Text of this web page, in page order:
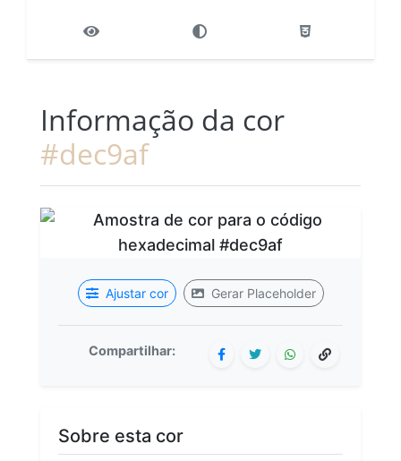
Informação da cor
#dec9af
Ajustar cor Gerar Placeholder
Compartilhar:
Sobre esta cor